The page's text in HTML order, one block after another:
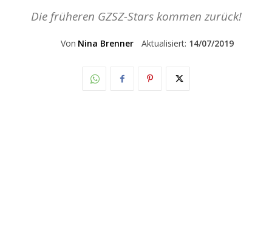
Die früheren GZSZ-Stars kommen zurück!
Von Nina Brenner Aktualisiert: 14/07/2019